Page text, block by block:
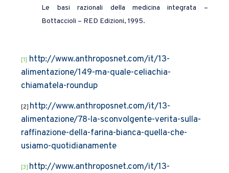
Le basi razionali della medicina integrata –
Bottaccioli – RED Edizioni, 1995.
[1] http://www.anthroposnet.com/it/13-
alimentazione/149-ma-quale-celiachia-
chiamatela-roundup
[2] http://www.anthroposnet.com/it/13-
alimentazione/78-la-sconvolgente-verita-sulla-
raffinazione-della-farina-bianca-quella-che-
usiamo-quotidianamente
[3] http://www.anthroposnet.com/it/13-